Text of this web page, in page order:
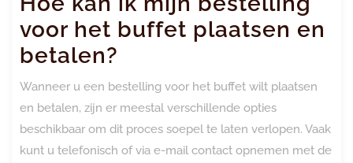
voor het buffet plaatsen en
betalen?
Wanneer u een bestelling voor het buffet wilt plaatsen
en betalen, zijn er meestal verschillende opties
beschikbaar om dit proces soepel te laten verlopen. Vaak
kunt u telefonisch of via e-mail contact opnemen met de